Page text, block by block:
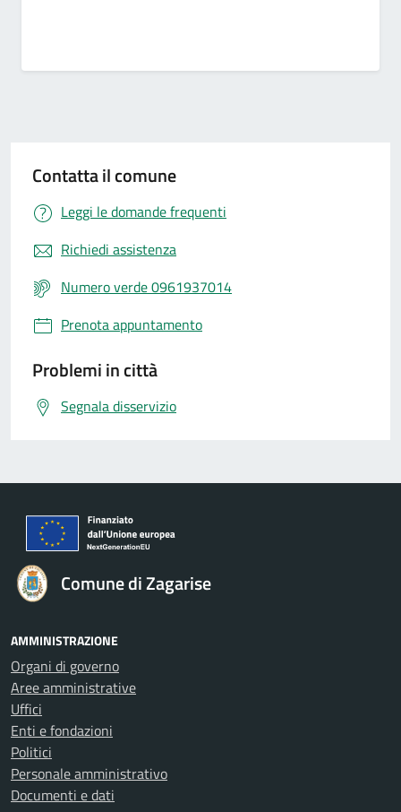
Contatta il comune
Leggi le domande frequenti
Richiedi assistenza
Numero verde 0961937014
Prenota appuntamento
Problemi in città
Segnala disservizio
Comune di Zagarise
AMMINISTRAZIONE
Organi di governo
Aree amministrative
Uffici
Enti e fondazioni
Politici
Personale amministrativo
Documenti e dati